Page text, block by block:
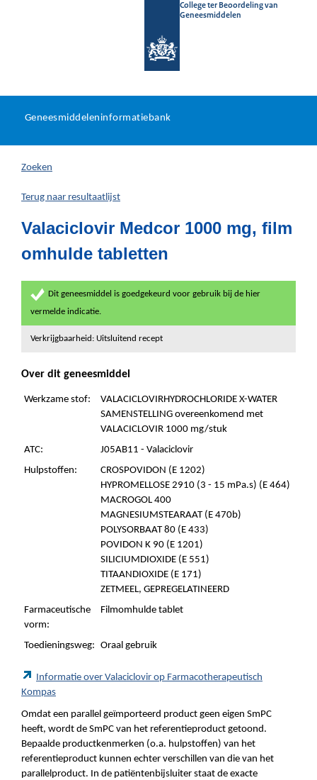
College ter Beoordeling van
Geneesmiddelen
U
hier:
Geneesmiddeleninformatiebank
Zoeken
Terug naar resultaatlijst
Valaciclovir Medcor 1000 mg, film
omhulde tabletten
Dit geneesmiddel is goedgekeurd voor gebruik bij de hier
vermelde indicatie.
Verkrijgbaarheid: Uitsluitend recept
Over dit geneesmiddel
Werkzame stof:
VALACICLOVIRHYDROCHLORIDE X-WATER
SAMENSTELLING overeenkomend met
VALACICLOVIR 1000 mg/stuk
ATC:
J05AB11 - Valaciclovir
Hulpstoffen:
CROSPOVIDON (E 1202)
HYPROMELLOSE 2910 (3 - 15 mPa.s) (E 464)
MACROGOL 400
MAGNESIUMSTEARAAT (E 470b)
POLYSORBAAT 80 (E 433)
POVIDON K 90 (E 1201)
SILICIUMDIOXIDE (E 551)
TITAANDIOXIDE (E 171)
ZETMEEL, GEPREGELATINEERD
Farmaceutische
vorm:
Filmomhulde tablet
Toedieningsweg: Oraal gebruik
Informatie over Valaciclovir op Farmacotherapeutisch
Kompas
Omdat een parallel geïmporteerd product geen eigen SmPC
heeft, wordt de SmPC van het referentieproduct getoond.
Bepaalde productkenmerken (o.a. hulpstoffen) van het
referentieproduct kunnen echter verschillen van die van het
parallelproduct. In de patiëntenbijsluiter staat de exacte